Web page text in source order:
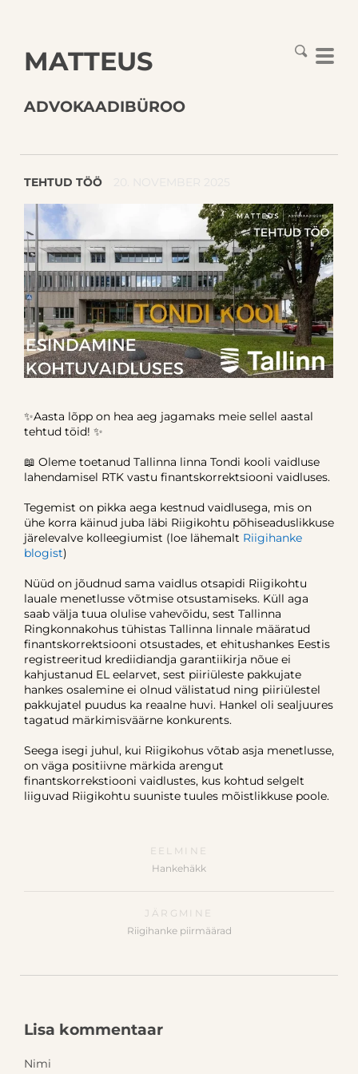
MATTEUS
ADVOKAADIBÜROO
TEHTUD TÖÖ
✨Aasta lõpp on hea aeg jagamaks meie sellel aastal
tehtud töid! ✨
📖 Oleme toetanud Tallinna linna Tondi kooli vaidluse
lahendamisel RTK vastu finantskorrektsiooni vaidluses.
Tegemist on pikka aega kestnud vaidlusega, mis on
ühe korra käinud juba läbi Riigikohtu põhiseaduslikkuse
järelevalve kolleegiumist (loe lähemalt Riigihanke
blogist)
Nüüd on jõudnud sama vaidlus otsapidi Riigikohtu
lauale menetlusse võtmise otsustamiseks. Küll aga
saab välja tuua olulise vahevõidu, sest Tallinna
Ringkonnakohus tühistas Tallinna linnale määratud
finantskorrektsiooni otsustades, et ehitushankes Eestis
registreeritud krediidiandja garantiikirja nõue ei
kahjustanud EL eelarvet, sest piiriüleste pakkujate
hankes osalemine ei olnud välistatud ning piiriülestel
pakkujatel puudus ka reaalne huvi. Hankel oli sealjuures
tagatud märkimisväärne konkurents.
Seega isegi juhul, kui Riigikohus võtab asja menetlusse,
on väga positiivne märkida arengut
finantskorrekstiooni vaidlustes, kus kohtud selgelt
liiguvad Riigikohtu suuniste tuules mõistlikkuse poole.
EELMINE
Hankehäkk
JÄRGMINE
Riigihanke piirmäärad
Lisa kommentaar
Nimi